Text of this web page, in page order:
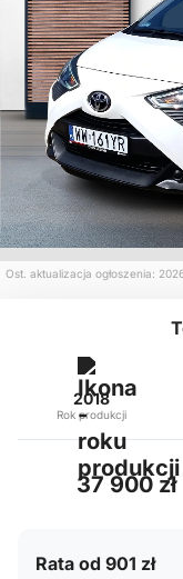
Ost. aktualizacja ogłoszenia:
2018
Rok produkcji
37 900 zł
Rata od 901 zł